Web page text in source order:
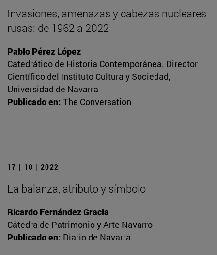
Invasiones, amenazas y cabezas nucleares
rusas: de 1962 a 2022
Pablo Pérez López
Catedrático de Historia Contemporánea. Director
Científico del Instituto Cultura y Sociedad,
Universidad de Navarra
Publicado en: The Conversation
17 | 10 | 2022
La balanza, atributo y símbolo
Ricardo Fernández Gracia
Cátedra de Patrimonio y Arte Navarro
Publicado en: Diario de Navarra